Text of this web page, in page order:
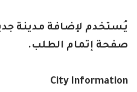
يُستخدم لإضافة مدينة
صفحة إتمام الطلب.
City Information